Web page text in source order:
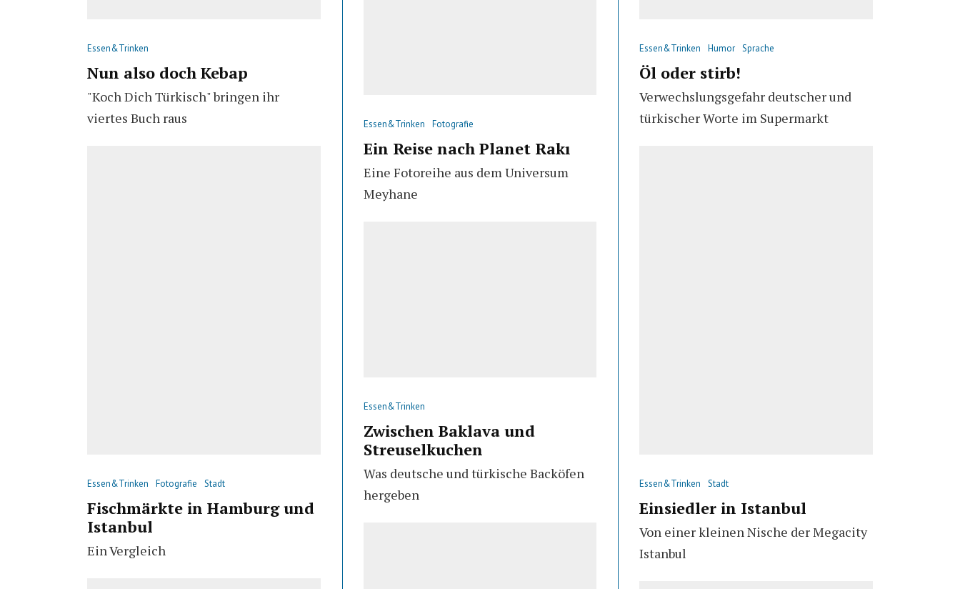
Essen&Trinken
Nun also doch Kebap
"Koch Dich Türkisch" bringen ihr
viertes Buch raus
Essen&Trinken Fotografie Stadt
Fischmärkte in Hamburg und
Istanbul
Ein Vergleich
Essen&Trinken Fotografie
Ein Reise nach Planet Rakı
Eine Fotoreihe aus dem Universum
Meyhane
Essen&Trinken
Zwischen Baklava und
Streuselkuchen
Was deutsche und türkische Backöfen
hergeben
Essen&Trinken Humor Sprache
Öl oder stirb!
Verwechslungsgefahr deutscher und
türkischer Worte im Supermarkt
Essen&Trinken Stadt
Einsiedler in Istanbul
Von einer kleinen Nische der Megacity
Istanbul